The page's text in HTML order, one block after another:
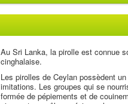
Au Sri Lanka, la pirolle est connue
cinghalaise.
Les pirolles de Ceylan possèdent
imitations. Les groupes qui se
formée de pépiements et de